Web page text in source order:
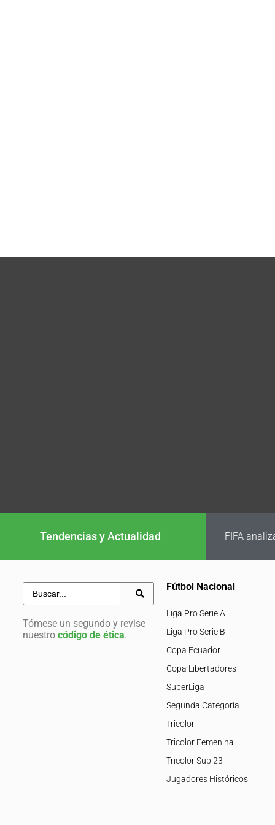
Tendencias y Actualidad FIFA
Tómese un segundo y revise
nuestro código de ética.
Fútbol Nacional
Liga Pro Serie A
Liga Pro Serie B
Copa Ecuador
Copa Libertadores
SuperLiga
Segunda Categoría
Tricolor
Tricolor Femenina
Tricolor Sub 23
Jugadores Históricos